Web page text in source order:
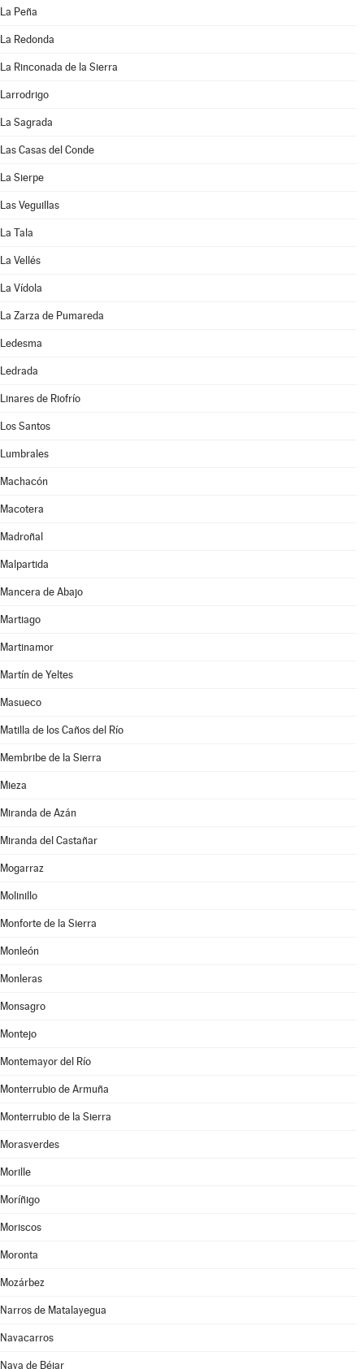
La Peña
La Redonda
La Rinconada de la Sierra
Larrodrigo
La Sagrada
Las Casas del Conde
La Sierpe
Las Veguillas
La Tala
La Vellés
La Vídola
La Zarza de Pumareda
Ledesma
Ledrada
Linares de Riofrío
Los Santos
Lumbrales
Machacón
Macotera
Madroñal
Malpartida
Mancera de Abajo
Martiago
Martinamor
Martín de Yeltes
Masueco
Matilla de los Caños del Río
Membribe de la Sierra
Mieza
Miranda de Azán
Miranda del Castañar
Mogarraz
Molinillo
Monforte de la Sierra
Monleón
Monleras
Monsagro
Montejo
Montemayor del Río
Monterrubio de Armuña
Monterrubio de la Sierra
Morasverdes
Morille
Moríñigo
Moriscos
Moronta
Mozárbez
Narros de Matalayegua
Navacarros
Nava de Béjar